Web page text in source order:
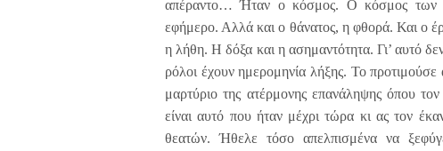
απέραντο… Ήταν ο κόσμος. Ο κόσμος των
εφήμερο. Αλλά και ο θάνατος, η φθορά. Και ο
η λήθη. Η δόξα και η ασημαντότητα. Γι’ αυτό
ρόλοι έχουν ημερομηνία λήξης. Το
μαρτύριο της ατέρμονης επανάληψης όπου
είναι αυτό που ήταν μέχρι τώρα κι ας τον
θεατών. Ήθελε τόσο απελπισμένα να